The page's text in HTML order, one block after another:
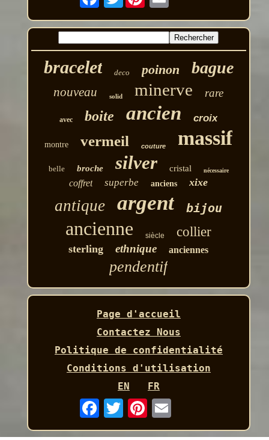
bracelet deco poinon bague
nouveau solid minerve rare
avec boite ancien croix
montre vermeil couture massif
belle broche silver cristal nécessaire
coffret superbe anciens xixe
antique argent bijou
ancienne siècle collier
sterling ethnique anciennes
pendentif
Page d'accueil
Contactez Nous
Politique de confidentialité
Conditions d'utilisation
EN
FR